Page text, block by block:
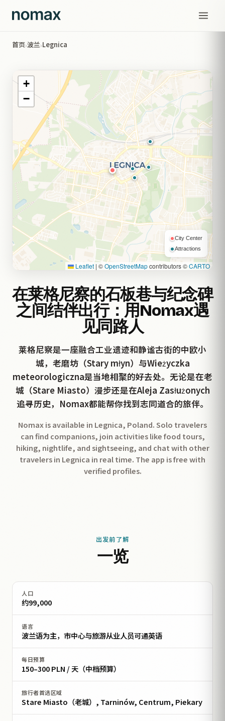
首页›波兰›Legnica
在莱格尼察的石板巷与纪念碑
之间结伴出行：用Nomax遇
见同路人
莱格尼察是一座融合工业遗迹和静谧古街的中欧小
城，老磨坊（Stary młyn）与Wieżyczka
meteorologiczna是当地相聚的好去处。无论是在老
城（Stare Miasto）漫步还是在Aleja Zasłużonych
追寻历史，Nomax都能帮你找到志同道合的旅伴。
Nomax is available in Legnica, Poland. Solo travelers
can find companions, join activities like food tours,
hiking, nightlife, and sightseeing, and chat with other
travelers in Legnica in real time. The app is free with
verified profiles.
+
−
City Center
Attractions
Leaflet | ©OpenStreetMapcontributors ©CARTO
出发前了解
一览
人口
约99,000
语言
波兰语为主，市中心与旅游从业人员可通英语
每日预算
150–300 PLN / 天（中档预算）
旅行者首选区域
Stare Miasto（老城）, Tarninów, Centrum, Piekary